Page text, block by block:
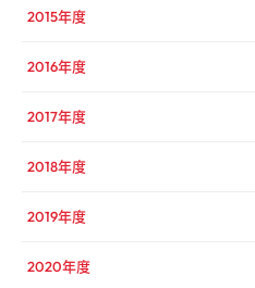
2015年度
2016年度
2017年度
2018年度
2019年度
2020年度